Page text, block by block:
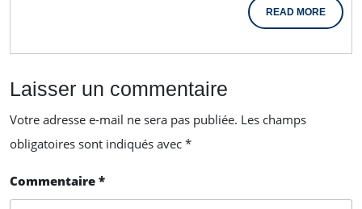
READ MORE
Laisser un commentaire
Votre adresse e-mail ne sera pas publiée. Les champs
obligatoires sont indiqués avec *
Commentaire *